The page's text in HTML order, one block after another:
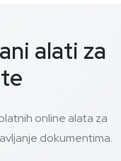
alati za
online alata za
dokumentima.